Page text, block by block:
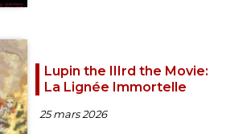
Lupin the IIIrd the Movie:
La Lignée Immortelle
25 mars 2026